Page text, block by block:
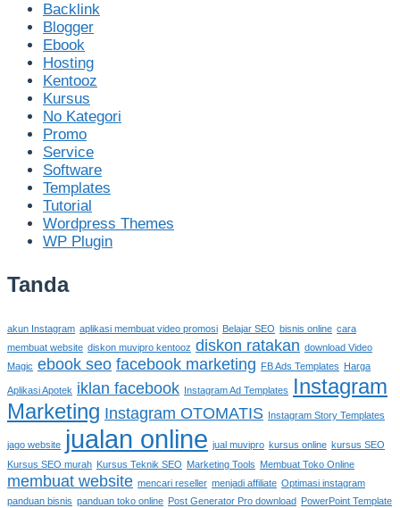
Backlink
Blogger
Ebook
Hosting
Kentooz
Kursus
No Kategori
Promo
Service
Software
Templates
Tutorial
Wordpress Themes
WP Plugin
Tanda
akun Instagram aplikasi membuat video promosi Belajar SEO bisnis online cara
membuat website diskon muvipro kentooz diskon ratakan download Video
Magic ebook seo facebook marketing FB Ads Templates Harga
Aplikasi Apotek iklan facebook Instagram Ad Templates
Instagram
Marketing Instagram OTOMATIS Instagram Story Templates
jago website jualan online jual muvipro kursus online kursus SEO
Kursus SEO murah Kursus Teknik SEO Marketing Tools Membuat Toko Online
membuat website mencari reseller menjadi affiliate Optimasi instagram
panduan bisnis panduan toko online Post Generator Pro download PowerPoint Template